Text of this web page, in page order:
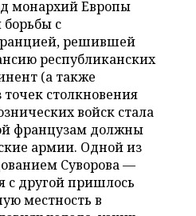
монархий Европы
с
решившей
республиканских
(а также
столкновения
войск стала
французам должны
армии. Одной из
Суворова —
с другой пришлось
местность в